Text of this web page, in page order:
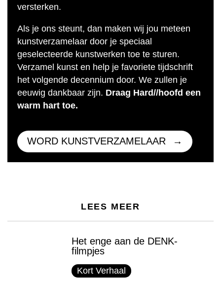
versterken.
Als je ons steunt, dan maken wij jou meteen
kunstverzamelaar door je speciaal
geselecteerde kunstwerken toe te sturen.
Verzamel kunst en help je favoriete tijdschrift
het volgende decennium door. We zullen je
eeuwig dankbaar zijn. Draag Hard//hoofd een
warm hart toe.
WORD KUNSTVERZAMELAAR
LEES MEER
Het enge aan de DENK-
filmpjes
Kort Verhaal